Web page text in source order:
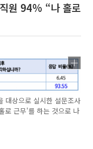
원 94% “나 홀로
대상으로 실시한 설문조사
로 근무'를 하는 것으로 나